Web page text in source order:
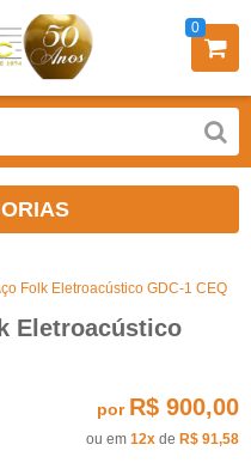
0
Folk Eletroacústico GDC-1 CEQ
Eletroacústico
por R$ 900,00
ou em 12x de R$ 91,58